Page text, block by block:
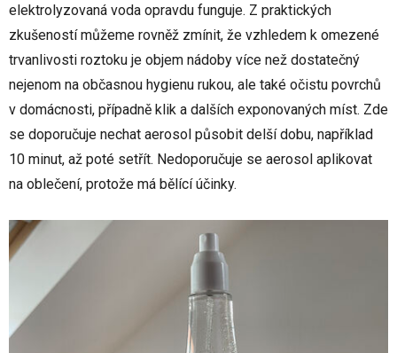
elektrolyzovaná voda opravdu funguje. Z praktických
zkušeností můžeme rovněž zmínit, že vzhledem k omezené
trvanlivosti roztoku je objem nádoby více než dostatečný
nejenom na občasnou hygienu rukou, ale také očistu povrchů
v domácnosti, případně klik a dalších exponovaných míst. Zde
se doporučuje nechat aerosol působit delší dobu, například
10 minut, až poté setřít. Nedoporučuje se aerosol aplikovat
na oblečení, protože má bělící účinky.